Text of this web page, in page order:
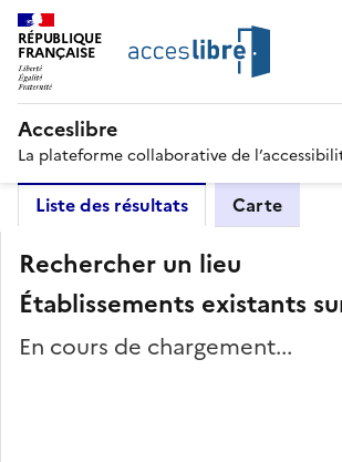
RÉPUBLIQUE
FRANÇAISE
Acceslibre
La plateforme collaborative de
Liste des résultats Carte
Rechercher un lieu
Établissements existants
En cours de chargement...